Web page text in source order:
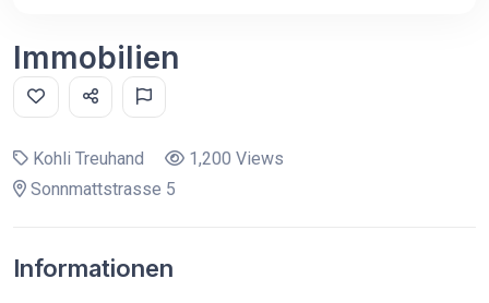
Immobilien
Kohli Treuhand
1,200 Views
Sonnmattstrasse 5
Informationen